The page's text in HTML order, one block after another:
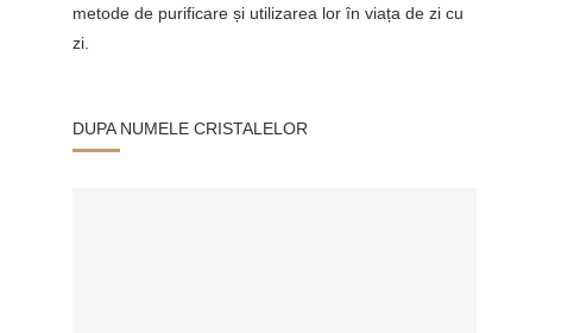
metode de purificare și utilizarea lor în viața de zi cu
zi.
DUPA NUMELE CRISTALELOR